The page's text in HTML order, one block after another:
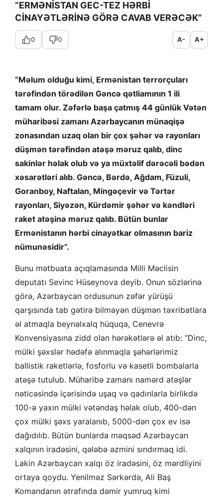
“ERMƏNİSTAN GEC-TEZ HƏRBİ
CİNAYƏTLƏRİNƏ GÖRƏ CAVAB VERƏCƏK”
0 0 A- A+
“Məlum olduğu kimi, Ermənistan terrorçuları
tərəfindən törədilən Gəncə qətliamının 1 ili
tamam olur. Zəfərlə başa çatmış 44 günlük Vətən
müharibəsi zamanı Azərbaycanın münaqişə
zonasından uzaq olan bir çox şəhər və rayonları
düşmən tərəfindən atəşə məruz qalıb, dinc
sakinlər həlak olub və ya müxtəlif dərəcəli bədən
xəsarətləri alıb. Gəncə, Bərdə, Ağdam, Füzuli,
Goranboy, Naftalan, Mingəçevir və Tərtər
rayonları, Siyəzən, Kürdəmir şəhər və kəndləri
raket atəşinə məruz qalıb. Bütün bunlar
Ermənistanın hərbi cinayətkar olmasının bariz
nümunəsidir”.
Bunu mətbuata açıqlamasında Milli Məclisin
deputatı Sevinc Hüseynova deyib. Onun sözlərinə
görə, Azərbaycan ordusunun zəfər yürüşü
qarşısında tab gətirə bilməyən düşmən təxribatlara
əl atmaqla beynəlxalq hüquqa, Cenevrə
Konvensiyasına zidd olan hərəkətlərə əl atıb: “Dinc,
mülki şəxslər hədəfə alınmaqla şəhərlərimiz
ballistik raketlərlə, fosforlu və kasetli bombalarla
atəşə tutulub. Müharibə zamanı namərd atəşlər
nəticəsində içərisində uşaq və qadınlarla birlikdə
100-ə yaxın mülki vətəndaş həlak olub, 400-dən
çox mülki şəxs yaralanıb, 5000-dən çox ev isə
dağıdılıb. Bütün bunlarda məqsəd Azərbaycan
xalqının iradəsini, qələbə əzmini sındırmaq idi.
Lakin Azərbaycan xalqı öz iradəsini, öz mərdliyini
ortaya qoydu. Yenilməz Sərkərdə, Ali Baş
Komandanın ətrafında dəmir yumruq kimi